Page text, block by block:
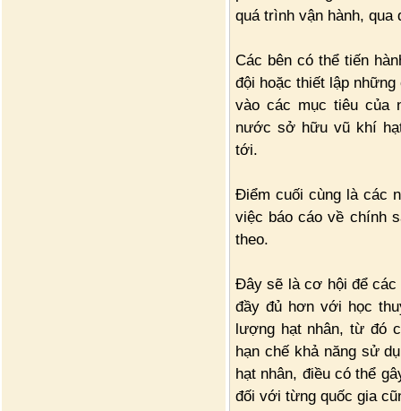
quá trình vận hành,
Các bên có thể tiến
đội hoặc thiết lập
vào các mục tiêu của
nước sở hữu vũ khí
tới.
Điểm cuối cùng là các
việc báo cáo về chính
theo.
Đây sẽ là cơ hội để
đầy đủ hơn với học
lượng hạt nhân, từ đó
hạn chế khả năng sử
hạt nhân, điều có thể
đối với từng quốc gia